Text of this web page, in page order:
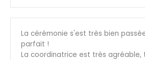
La cérémonie s'est très bien
parfait !
La coordinatrice est très agréable,